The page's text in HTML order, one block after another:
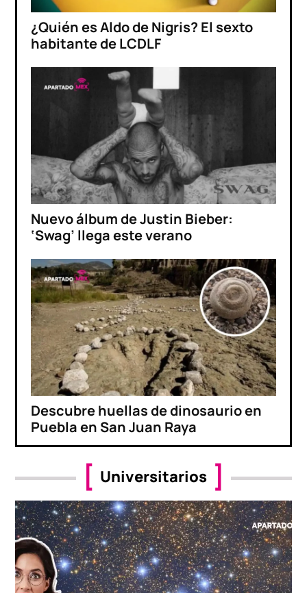
¿Quién es Aldo de Nigris? El sexto
habitante de LCDLF
Nuevo álbum de Justin Bieber:
‘Swag’ llega este verano
Descubre huellas de dinosaurio en
Puebla en San Juan Raya
Universitarios